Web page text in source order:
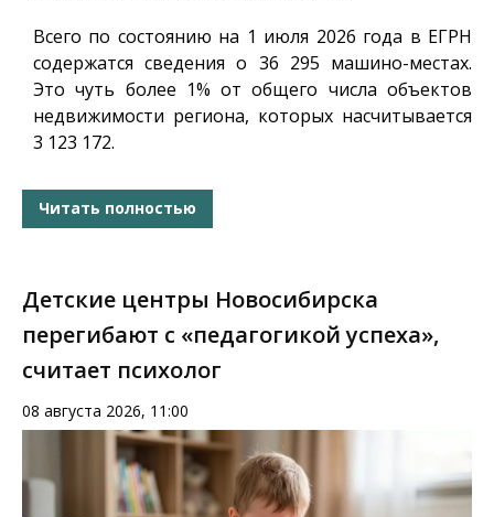
Всего по состоянию на 1 июля 2026 года в ЕГРН
содержатся сведения о 36 295 машино-местах.
Это чуть более 1% от общего числа объектов
недвижимости региона, которых насчитывается
3 123 172.
Читать полностью
Детские центры Новосибирска
перегибают с «педагогикой успеха»,
считает психолог
08 августа 2026, 11:00